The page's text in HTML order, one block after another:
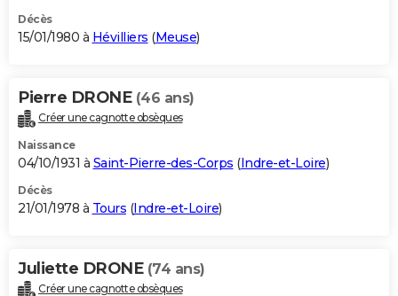
Décès
15/01/1980 à Hévilliers (Meuse)
Pierre DRONE (46 ans)
Créer une cagnotte obsèques
Naissance
04/10/1931 à Saint-Pierre-des-Corps (Indre-et-Loire)
Décès
21/01/1978 à Tours (Indre-et-Loire)
Juliette DRONE (74 ans)
Créer une cagnotte obsèques